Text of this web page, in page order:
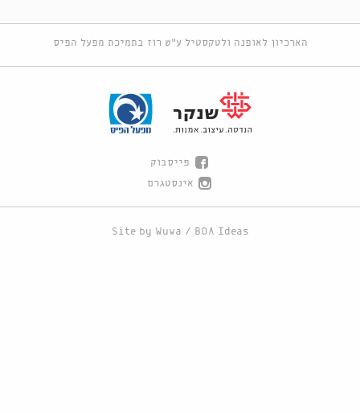
הארכיון לאופנה ולטקסטיל ע"ש רוז בתמיכת מפעל הפיס
פייסבוק
אינסטגרם
Site by Wuwa / BOA Ideas